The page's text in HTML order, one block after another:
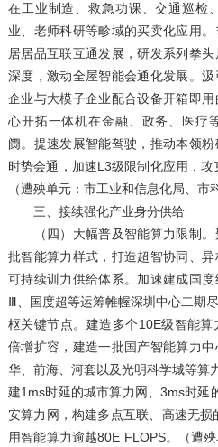
在工业制造、救急功课、交通巡检
业、老师科研等畛域的买卖化应用
居居品互联互通发展，研发系列拳
深度，激动全屋智能会通化发展。
企业与大模子企业配合设备开箱即
心开拓一体机在金融、政务、医疗
阓。提速发展智能驾驶，推动本领
时势会通，加速L3级限制化应用，攻
（遭殃单元：市工业和信息化局、市
三、接续强化产业身分供给
（四）大幅普及智能算力限制。
批智能算力样式，打造超智协同、
可持续训力供给体系。加速建成国
Ⅲ、国度超等运筹帷幄深圳中心二期
枢关键节点。建造多个10E级智能
倍增扩容，建造一批国产智能算力
华、前海、河套以及光明科学城等算
建1ms时延的城市算力网、3ms时延
安算力网，构建多点互联、高速无
用智能算力逾越80E FLOPS。（遭